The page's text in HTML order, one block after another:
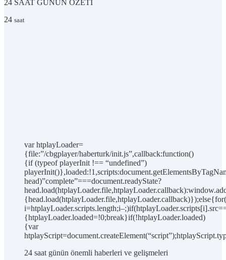
24 SAAT GÜNÜN ÖZETİ
24 saat
var htplayLoader=
{file:”/cbgplayer/haberturk/init.js”,callback:function()
{if (typeof playerInit !== “undefined”)
head)”complete”===document.readyState?
{htplayLoader.loaded=!0;break}if(!htplayLoader.loaded)
{var
24 saat günün önemli haberleri ve gelişmeleri